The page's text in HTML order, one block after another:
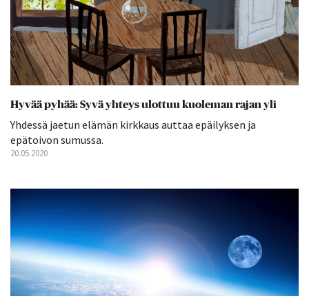
Hyvää pyhää: Syvä yhteys ulottuu kuoleman rajan yli
Yhdessä jaetun elämän kirkkaus auttaa epäilyksen ja
epätoivon sumussa.
20.05.2020